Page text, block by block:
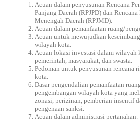
Acuan dalam penyusunan Rencana
Panjang Daerah (RPJPD) dan
Menengah Daerah (RPJMD).
Acuan dalam pemanfaatan ruang/
Acuan untuk mewujudkan
wilayah kota.
Acuan lokasi investasi dalam wilayah
pemerintah, masyarakat, dan swasta.
Pedoman untuk penyusunan rencana
kota.
Dasar pengendalian pemanfaatan
pengembangan wilayah kota yang
zonasi, perizinan, pemberian insentif
pengenaan sanksi.
Acuan dalam administrasi pertanahan.